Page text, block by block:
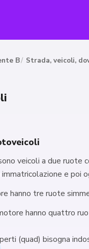
B Strada, veicoli,
veicoli a due ruote
e poi
hanno tre ruote
hanno quattro
(quad) bisogna